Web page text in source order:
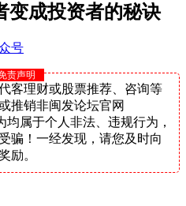
变成投资者的秘诀
号
责声明
客理财或股票推荐、咨询等
推销非闽发论坛官网
均属于个人非法、违规行为，
骗！一经发现，请您及时向
励。